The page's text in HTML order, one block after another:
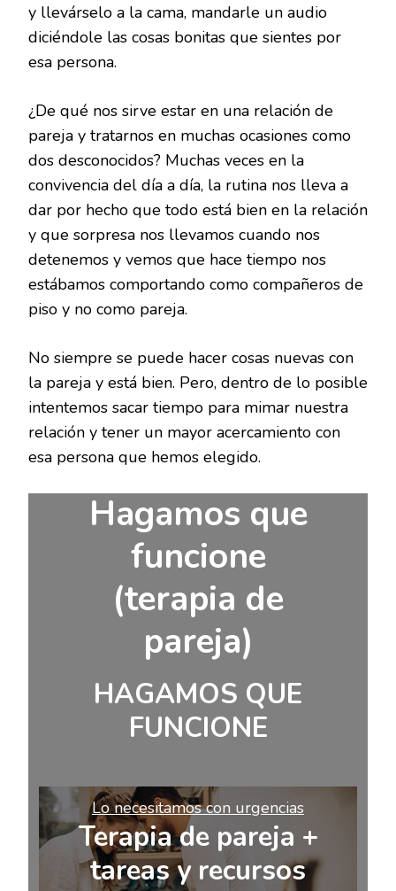
y llevárselo a la cama, mandarle un audio
diciéndole las cosas bonitas que sientes por
esa persona.
¿De qué nos sirve estar en una relación de
pareja y tratarnos en muchas ocasiones como
dos desconocidos? Muchas veces en la
convivencia del día a día, la rutina nos lleva a
dar por hecho que todo está bien en la relación
y que sorpresa nos llevamos cuando nos
detenemos y vemos que hace tiempo nos
estábamos comportando como compañeros de
piso y no como pareja.
No siempre se puede hacer cosas nuevas con
la pareja y está bien. Pero, dentro de lo posible
intentemos sacar tiempo para mimar nuestra
relación y tener un mayor acercamiento con
esa persona que hemos elegido.
Hagamos que
funcione
(terapia de
pareja)
HAGAMOS QUE
FUNCIONE
Lo necesitamos con urgencias
Terapia de pareja +
tareas y recursos